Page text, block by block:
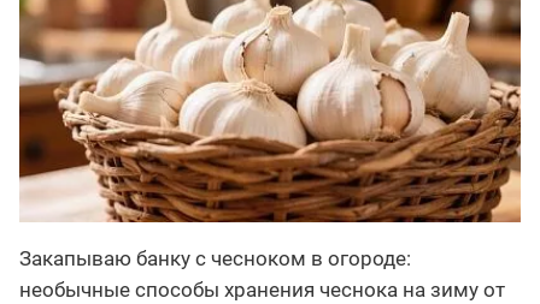
Закапываю банку с чесноком в огороде:
необычные способы хранения чеснока на зиму от